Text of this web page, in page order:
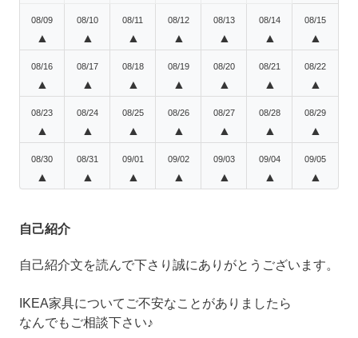
08/09
▲
08/10
▲
08/11
▲
08/12
▲
08/13
▲
08/14
▲
08/15
▲
08/16
▲
08/17
▲
08/18
▲
08/19
▲
08/20
▲
08/21
▲
08/22
▲
08/23
▲
08/24
▲
08/25
▲
08/26
▲
08/27
▲
08/28
▲
08/29
▲
08/30
▲
08/31
▲
09/01
▲
09/02
▲
09/03
▲
09/04
▲
09/05
▲
自己紹介
自己紹介文を読んで下さり誠にありがとうございます。
IKEA家具についてご不安なことがありましたら
なんでもご相談下さい♪